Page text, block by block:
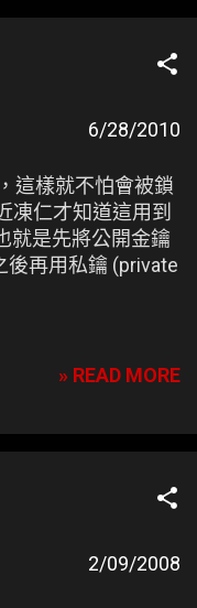
6/28/2010
這樣就不怕會被鎖
凍仁才知道這用到
就是先將公開金鑰
後再用私鑰 (private
» READ MORE
2/09/2008